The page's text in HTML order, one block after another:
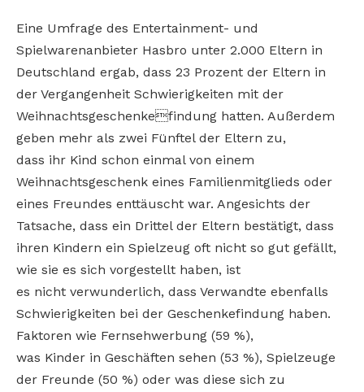
Eine Umfrage des Entertainment- und
Spielwarenanbieter Hasbro unter 2.000 Eltern in
Deutschland ergab, dass 23 Prozent der Eltern in
der Vergangenheit Schwierigkeiten mit der
Weihnachtsgeschenkefindung hatten. Außerdem
geben mehr als zwei Fünftel der Eltern zu,
dass ihr Kind schon einmal von einem
Weihnachtsgeschenk eines Familienmitglieds oder
eines Freundes enttäuscht war. Angesichts der
Tatsache, dass ein Drittel der Eltern bestätigt, dass
ihren Kindern ein Spielzeug oft nicht so gut gefällt,
wie sie es sich vorgestellt haben, ist
es nicht verwunderlich, dass Verwandte ebenfalls
Schwierigkeiten bei der Geschenkefindung haben.
Faktoren wie Fernsehwerbung (59 %),
was Kinder in Geschäften sehen (53 %), Spielzeuge
der Freunde (50 %) oder was diese sich zu